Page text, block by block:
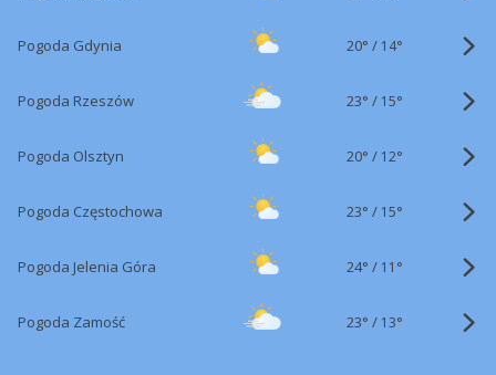
Pogoda Gdynia 20° / 14°
Pogoda Rzeszów 23° / 15°
Pogoda Olsztyn 20° / 12°
Pogoda Częstochowa 23° / 15°
Pogoda Jelenia Góra 24° / 11°
Pogoda Zamość 23° / 13°